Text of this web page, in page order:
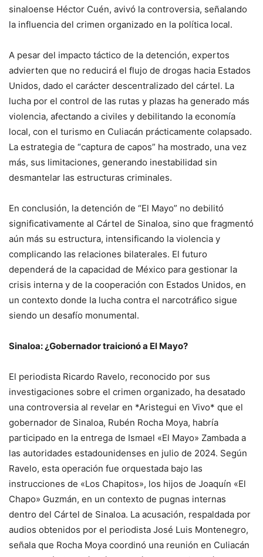
sinaloense Héctor Cuén, avivó la controversia, señalando
la influencia del crimen organizado en la política local.
A pesar del impacto táctico de la detención, expertos
advierten que no reducirá el flujo de drogas hacia Estados
Unidos, dado el carácter descentralizado del cártel. La
lucha por el control de las rutas y plazas ha generado más
violencia, afectando a civiles y debilitando la economía
local, con el turismo en Culiacán prácticamente colapsado.
La estrategia de “captura de capos” ha mostrado, una vez
más, sus limitaciones, generando inestabilidad sin
desmantelar las estructuras criminales.
En conclusión, la detención de “El Mayo” no debilitó
significativamente al Cártel de Sinaloa, sino que fragmentó
aún más su estructura, intensificando la violencia y
complicando las relaciones bilaterales. El futuro
dependerá de la capacidad de México para gestionar la
crisis interna y de la cooperación con Estados Unidos, en
un contexto donde la lucha contra el narcotráfico sigue
siendo un desafío monumental.
Sinaloa: ¿Gobernador traicionó a El Mayo?
El periodista Ricardo Ravelo, reconocido por sus
investigaciones sobre el crimen organizado, ha desatado
una controversia al revelar en *Aristegui en Vivo* que el
gobernador de Sinaloa, Rubén Rocha Moya, habría
participado en la entrega de Ismael «El Mayo» Zambada a
las autoridades estadounidenses en julio de 2024. Según
Ravelo, esta operación fue orquestada bajo las
instrucciones de «Los Chapitos», los hijos de Joaquín «El
Chapo» Guzmán, en un contexto de pugnas internas
dentro del Cártel de Sinaloa. La acusación, respaldada por
audios obtenidos por el periodista José Luis Montenegro,
señala que Rocha Moya coordinó una reunión en Culiacán